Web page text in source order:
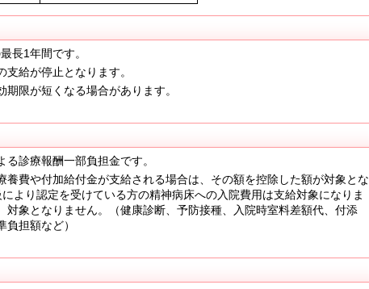
長1年間です。
給が停止となります。
限が短くなる場合があります。
診療報酬一部負担金です。
費や付加給付金が支給される場合は、その額を控除した額が対象とな
より認定を受けている方の精神病床への入院費用は支給対象になりま
象となりません。（健康診断、予防接種、入院時室料差額代、付添
担額など）